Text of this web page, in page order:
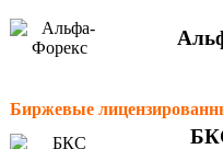
Биржевые